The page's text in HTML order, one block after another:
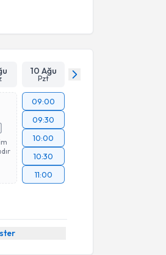
10 Ağu
Pzt
09:00
09:30
10:00
10:30
11:00